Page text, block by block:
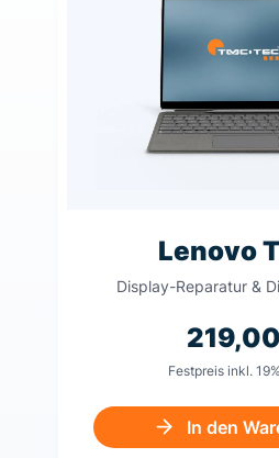
Lenovo
Display-Reparatur &
219,00
Festpreis inkl.
In den